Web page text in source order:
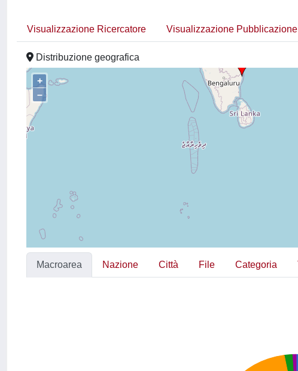
Visualizzazione Ricercatore Visualizzazione Pubblicazione
Distribuzione geografica
+
–
Macroarea Nazione Città File Categoria